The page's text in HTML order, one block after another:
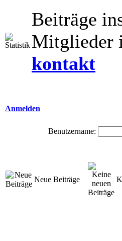
Beiträge
Mitglieder
kontakt
Anmelden
Benutzername:
Neue Beiträge